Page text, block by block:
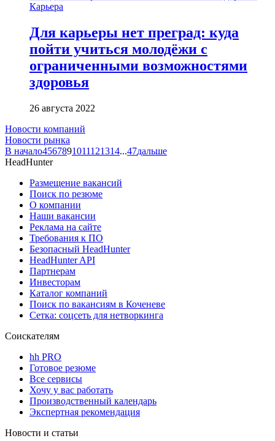
Карьера
Для карьеры нет преград: куда
пойти учиться молодёжи с
ограниченными возможностями
здоровья
26 августа 2022
Новости компаний
Новости рынка
В начало4567891011121314...47дальше
HeadHunter
Размещение вакансий
Поиск по резюме
О компании
Наши вакансии
Реклама на сайте
Требования к ПО
Безопасный HeadHunter
HeadHunter API
Партнерам
Инвесторам
Каталог компаний
Поиск по вакансиям в Коченеве
Сетка: соцсеть для нетворкинга
Соискателям
hh PRO
Готовое резюме
Все сервисы
Хочу у вас работать
Производственный календарь
Экспертная рекомендация
Новости и статьи